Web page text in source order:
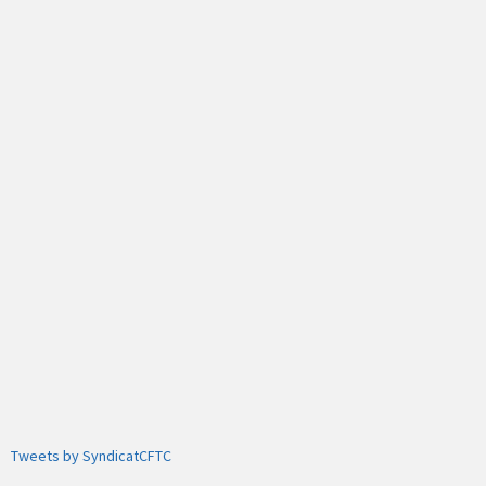
Tweets by SyndicatCFTC